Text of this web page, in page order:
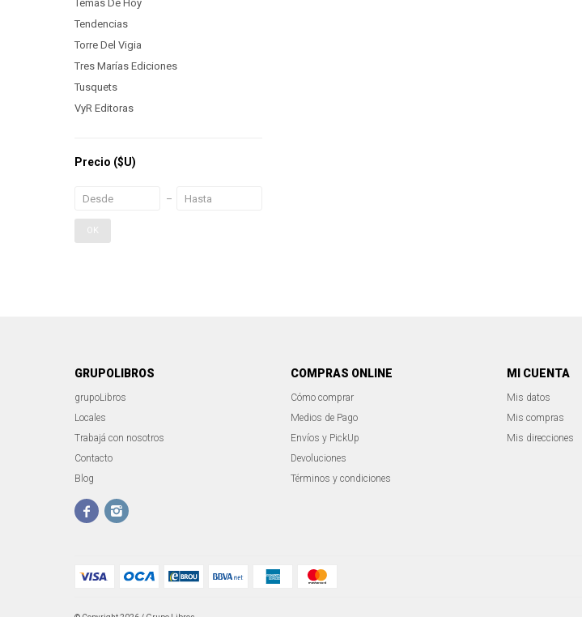
Temas De Hoy
Tendencias
Torre Del Vigia
Tres Marías Ediciones
Tusquets
VyR Editoras
Precio ($U)
OK
GRUPOLIBROS
grupoLibros
Locales
Trabajá con nosotros
Contacto
Blog
 
COMPRAS ONLINE
Cómo comprar
Medios de Pago
Envíos y PickUp
Devoluciones
Términos y condiciones
MI CUENTA
Mis datos
Mis compras
Mis direcciones